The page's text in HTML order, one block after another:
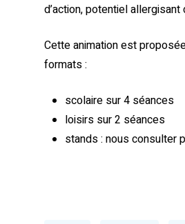
d’action, potentiel
Cette animation est
formats :
scolaire sur 4 séances
loisirs sur 2 séances
stands : nous consulter